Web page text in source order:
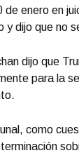
de enero en
y dijo que no
dijo que
para la
como